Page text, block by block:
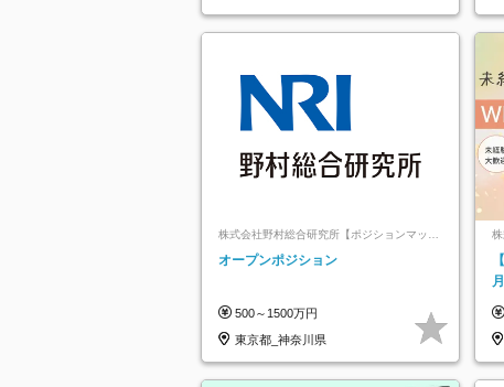
株式会社野村総合研究所【ポジションマッチ
オープンポジション
500～1500万円
東京都_神奈川県